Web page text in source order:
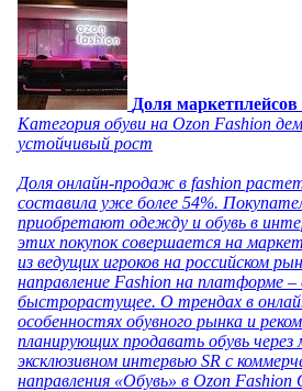
Доля маркетплейсов
Категория обуви на Ozon Fashion
устойчивый рост
Доля онлайн-продаж в fashion
составила уже более 54%.
приобретают одежду и обувь в
этих покупок совершается на
из ведущих игроков на российском
направление Fashion на платформе –
быстрорастущее. О трендах в
особенностях обувного рынка и
планирующих продавать обувь через
эксклюзивном интервью SR с
направления «Обувь» в Ozon Fashion